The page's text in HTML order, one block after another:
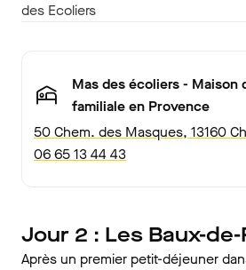
des Ecoliers
Mas des écoliers - Maison
familiale en Provence
50 Chem. des Masques, 13160
06 65 13 44 43
Jour 2 : Les Baux-
Après un premier petit-déjeuner